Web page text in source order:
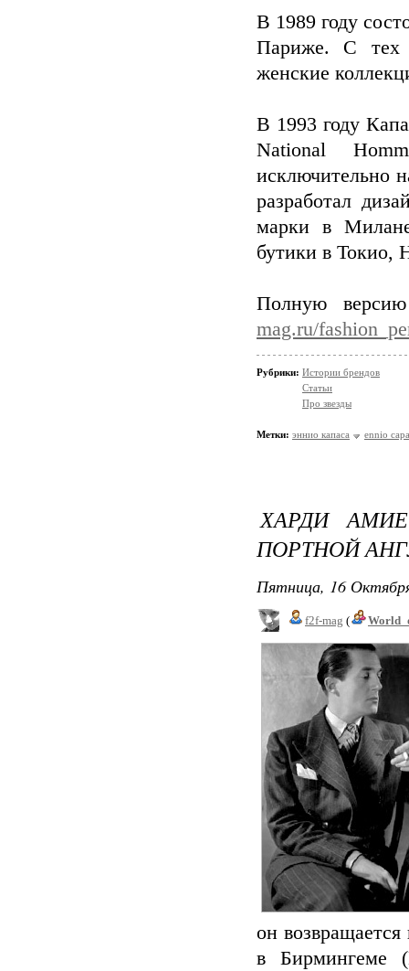
В 1989 году
Париже. С тех
женские
В 1993 году
National
исключительно
разработал
марки в
бутики в Токио,
Полную
mag.ru/
Рубрики: Истории брендов
Статьи
Про звезды
Метки: эннио капаса ennio
ХАРДИ
ПОРТНОЙ
Пятница, 16
f2f-mag (
он
в Бирмингеме